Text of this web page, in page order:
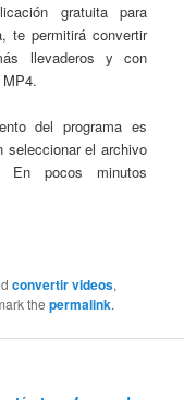
gratuita para
te permitirá convertir
llevaderos y con
del programa es
seleccionar el archivo
pocos minutos
convertir videos,
thepermalink.